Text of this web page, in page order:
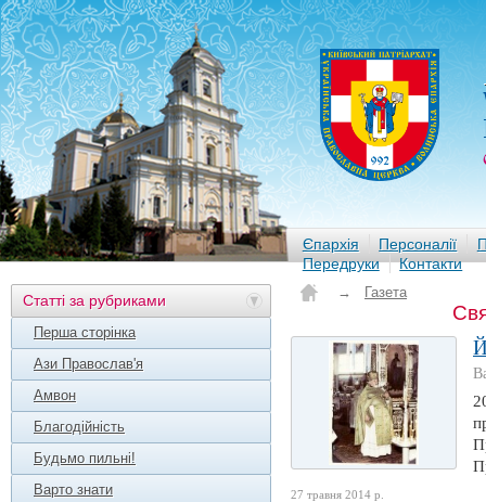
Єпархія Персоналії
Передруки
Контакти
Статті за рубриками
Перша сторінка
Ази Православ'я
Амвон
Благодійність
Будьмо пильні!
Варто знати
→ Газета
27 травня 2014 р.